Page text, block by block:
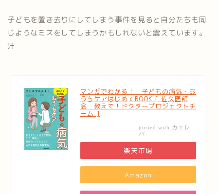
子どもを置き去りにしてしまう事件を見ると自分たちも同
じようなミスをしてしまうかもしれないと震えています。
汗
マンガでわかる！ 子どもの病気・お
うちケアはじめてBOOK [ 佐久医師
会 教えて！ドクタープロジェクトチ
ーム ]
posted with カエレ
バ
楽天市場
Amazon